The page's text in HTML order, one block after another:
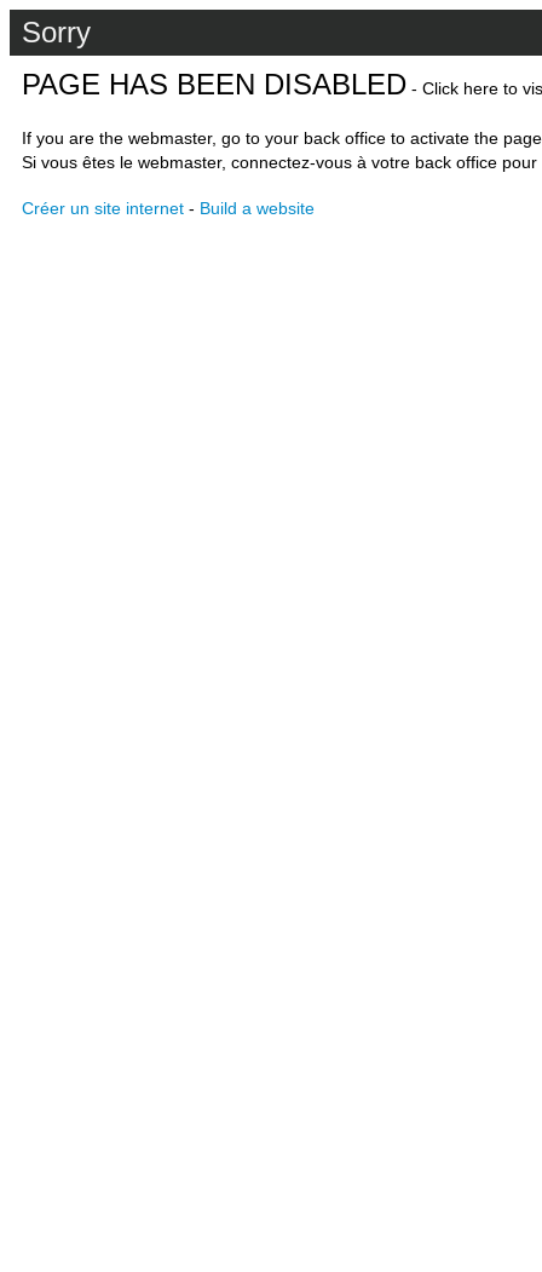
Sorry
PAGE HAS BEEN DISABLED - Click here to
If you are the webmaster, go to your back office to activate the
Si vous êtes le webmaster, connectez-vous à votre back office
Créer un site internet - Build a website